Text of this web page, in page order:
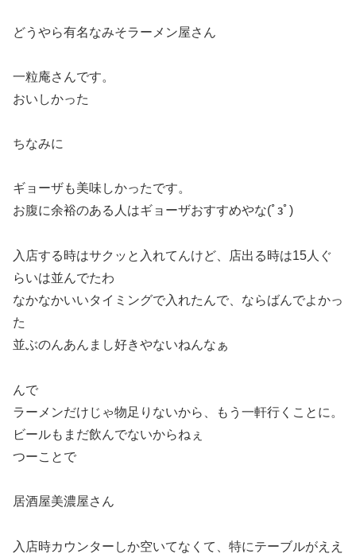
どうやら有名なみそラーメン屋さん
一粒庵さんです。
おいしかった
ちなみに
ギョーザも美味しかったです。
お腹に余裕のある人はギョーザおすすめやな(ﾟзﾟ)
入店する時はサクッと入れてんけど、店出る時は15人ぐ
らいは並んでたわ
なかなかいいタイミングで入れたんで、ならばんでよかっ
た
並ぶのんあんまし好きやないねんなぁ
んで
ラーメンだけじゃ物足りないから、もう一軒行くことに。
ビールもまだ飲んでないからねぇ
つーことで
居酒屋美濃屋さん
入店時カウンターしか空いてなくて、特にテーブルがええ